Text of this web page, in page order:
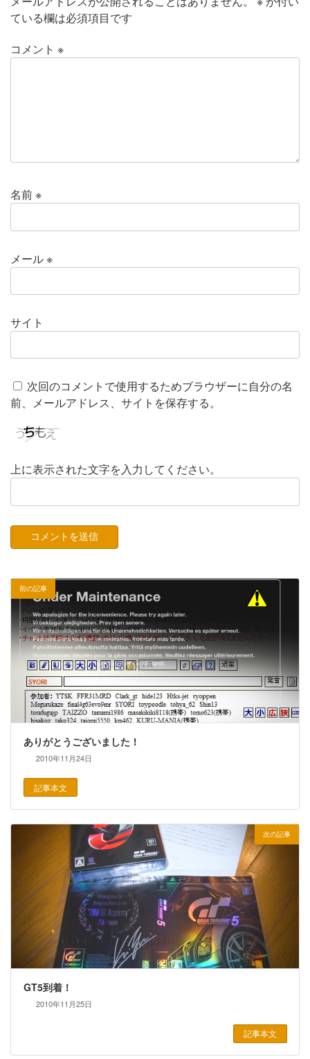
ている欄は必須項目です
コメント ※
名前※
メール※
サイト
次回のコメントで使用するためブラウザーに自分の名
前、メールアドレス、サイトを保存する。
上に表示された文字を入力してください。
前の記事
ありがとうございました！
2010年11月24日
記事本文
次の記事
GT5到着！
2010年11月25日
記事本文